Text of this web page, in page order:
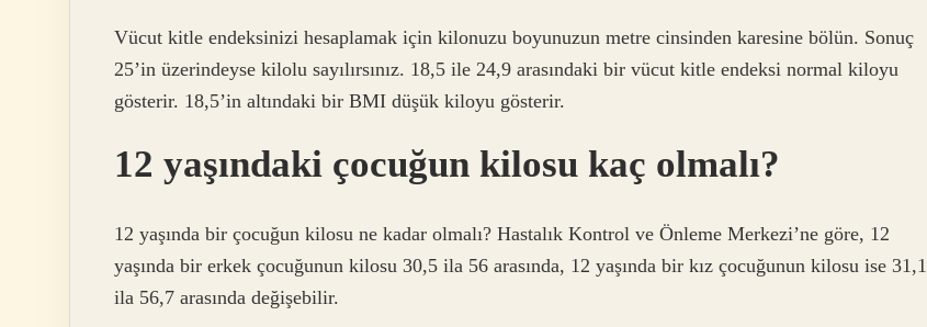
Vücut kitle endeksinizi hesaplamak için kilonuzu boyunuzun metre cinsinden karesine bölün. Sonuç
25’in üzerindeyse kilolu sayılırsınız. 18,5 ile 24,9 arasındaki bir vücut kitle endeksi normal kiloyu
gösterir. 18,5’in altındaki bir BMI düşük kiloyu gösterir.
12 yaşındaki çocuğun kilosu kaç olmalı?
12 yaşında bir çocuğun kilosu ne kadar olmalı? Hastalık Kontrol ve Önleme Merkezi’ne göre, 12
yaşında bir erkek çocuğunun kilosu 30,5 ila 56 arasında, 12 yaşında bir kız çocuğunun kilosu ise 31,1
ila 56,7 arasında değişebilir.